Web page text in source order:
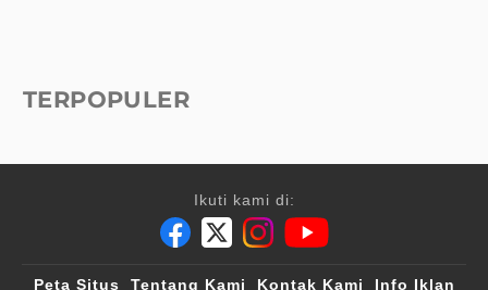
TERPOPULER
Ikuti kami di:
Peta Situs Tentang Kami Kontak Kami Info Iklan